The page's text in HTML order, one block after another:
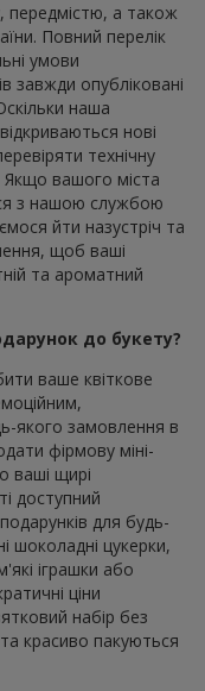
передмістю, а також
Повний перелік
умови
завжди опубліковані
наша
нові
технічну
вашого міста
з нашою службою
йти назустріч та
щоб ваші
та ароматний
до букету?
ваше квіткове
якого замовлення в
фірмову міні-
ваші щирі
доступний
для будь-
шоколадні цукерки,
іграшки або
ціни
набір без
красиво пакуються